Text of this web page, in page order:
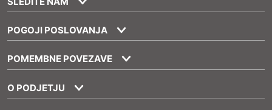
POGOJI POSLOVANJA
POMEMBNE POVEZAVE
O PODJETJU